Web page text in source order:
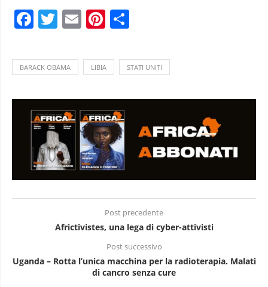
Facebook
Twitter
EmailPinterest
BARACK OBAMA LIBIA STATI UNITI
Post precedente
Africtivistes, una lega di cyber-attivisti
Post successivo
Uganda – Rotta l’unica macchina per la radioterapia. Malati
di cancro senza cure